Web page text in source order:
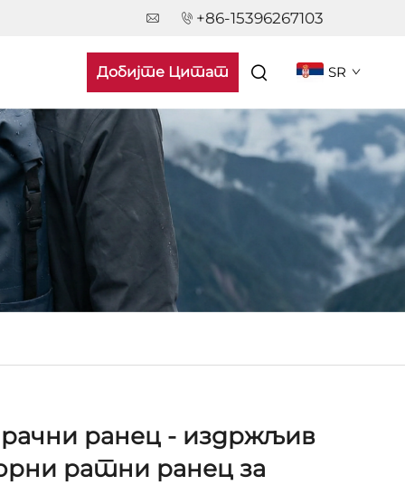
+86-15396267103
Добијте Цитат SR
ранец - издржљив
ратни ранец за